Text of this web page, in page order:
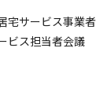
宅サービス事業者
ビス担当者会議